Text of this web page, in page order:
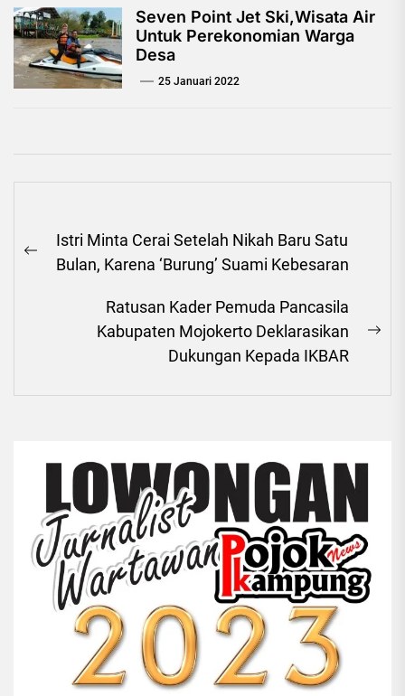
Seven Point Jet Ski,Wisata Air
Untuk Perekonomian Warga
Desa
25 Januari 2022
pos
Previous
Istri Minta Cerai Setelah Nikah Baru Satu
Bulan, Karena ‘Burung’ Suami Kebesaran
Ratusan Kader Pemuda Pancasila
Kabupaten Mojokerto Deklarasikan
Dukungan Kepada IKBAR